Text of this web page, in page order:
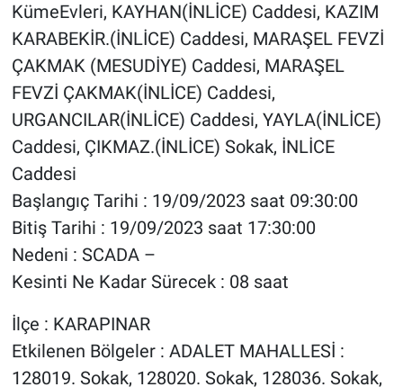
KümeEvleri, KAYHAN(İNLİCE) Caddesi, KAZIM
KARABEKİR.(İNLİCE) Caddesi, MARAŞEL FEVZİ
ÇAKMAK (MESUDİYE) Caddesi, MARAŞEL
FEVZİ ÇAKMAK(İNLİCE) Caddesi,
URGANCILAR(İNLİCE) Caddesi, YAYLA(İNLİCE)
Caddesi, ÇIKMAZ.(İNLİCE) Sokak, İNLİCE
Caddesi
Başlangıç Tarihi : 19/09/2023 saat 09:30:00
Bitiş Tarihi : 19/09/2023 saat 17:30:00
Nedeni : SCADA –
Kesinti Ne Kadar Sürecek : 08 saat
İlçe : KARAPINAR
Etkilenen Bölgeler : ADALET MAHALLESİ :
128019. Sokak, 128020. Sokak, 128036. Sokak,